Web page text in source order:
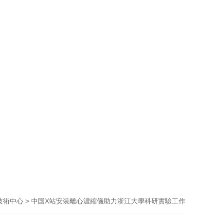
術中心> 中国X站安装離心濃縮儀助力浙江大學科研實驗工作